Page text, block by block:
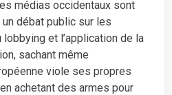
médias occidentaux sont
un débat public sur les
et l’application de la
sachant même
viole ses propres
achetant des armes pour